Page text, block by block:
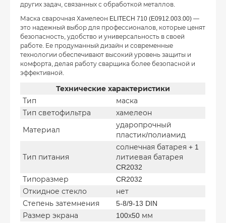
других задач, связанных с обработкой металлов.
Маска сварочная Хамелеон ELITECH 710 (E0912.003.00) —
это надежный выбор для профессионалов, которые ценят
безопасность, удобство и универсальность в своей
работе. Ее продуманный дизайн и современные
технологии обеспечивают высокий уровень защиты и
комфорта, делая работу сварщика более безопасной и
эффективной.
Технические характеристики
Тип
маска
Тип светофильтра
хамелеон
Материал
ударопрочный
пластик/полиамид
Тип питания
солнечная батарея + 1
литиевая батарея
CR2032
Типоразмер
CR2032
Откидное стекло
нет
Степень затемнения
5-8/9-13 DIN
Размер экрана
100х50 мм